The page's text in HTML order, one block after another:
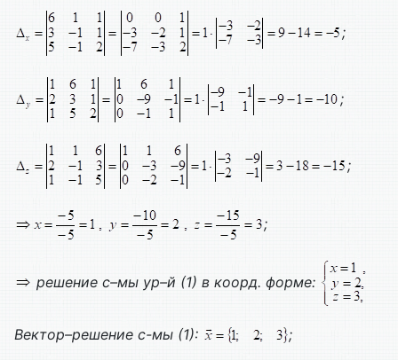
;
;
;
;
решение с–мы ур–й (1) в коорд. форме:
Вектор–решение с-мы (1): ;